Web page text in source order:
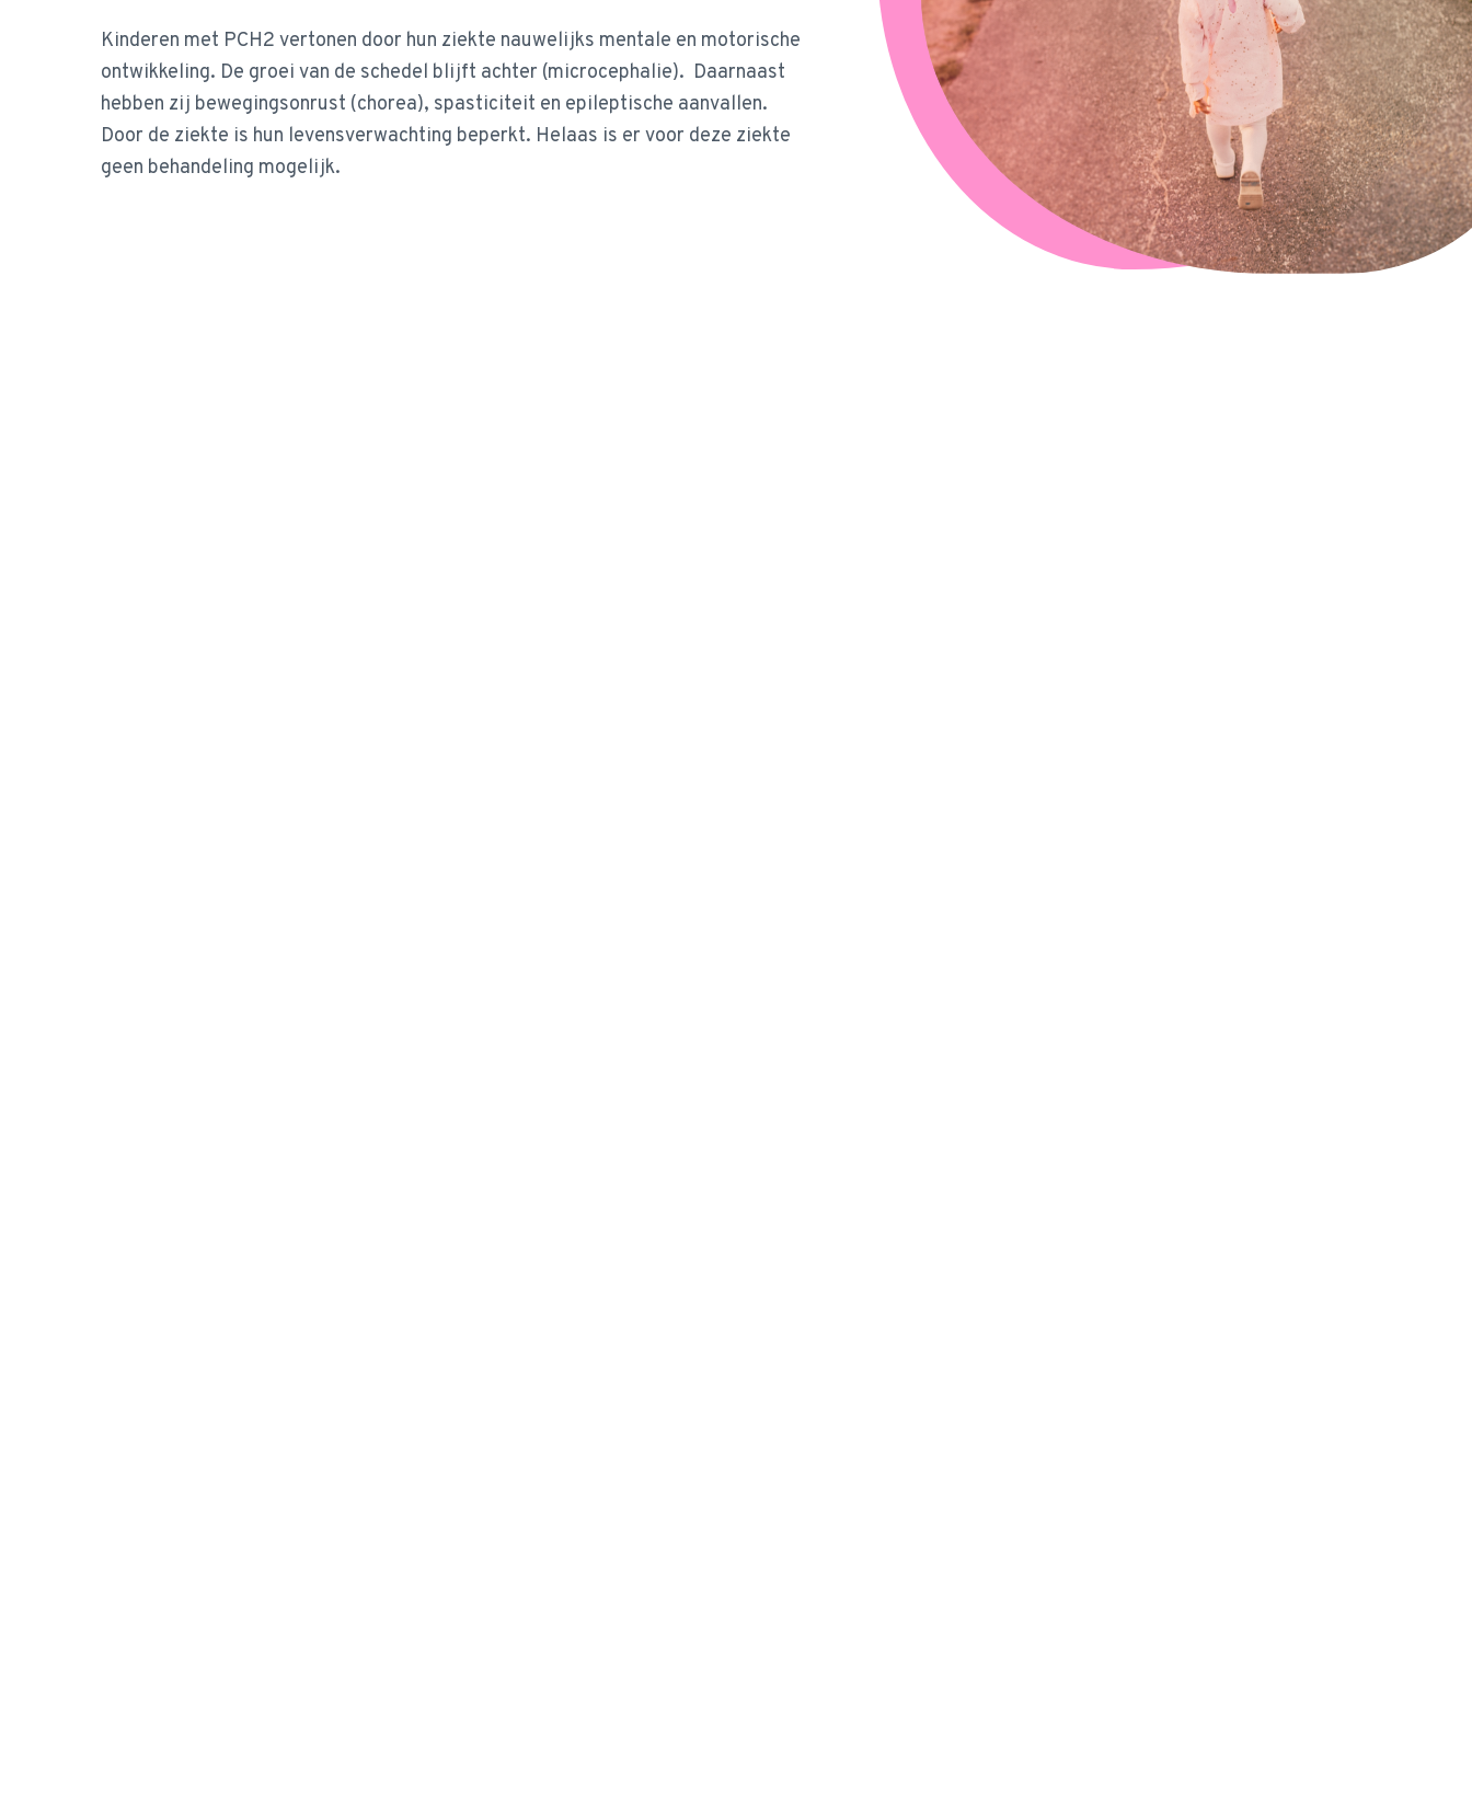
Kinderen met PCH2 vertonen door hun ziekte nauwelijks mentale en motorische
ontwikkeling. De groei van de schedel blijft achter (microcephalie). Daarnaast
hebben zij bewegingsonrust (chorea), spasticiteit en epileptische aanvallen.
Door de ziekte is hun levensverwachting beperkt. Helaas is er voor deze ziekte
geen behandeling mogelijk.